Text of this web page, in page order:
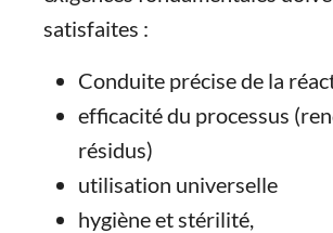
satisfaites :
Conduite précise de la
efficacité du processus
résidus)
utilisation universelle
hygiène et stérilité,